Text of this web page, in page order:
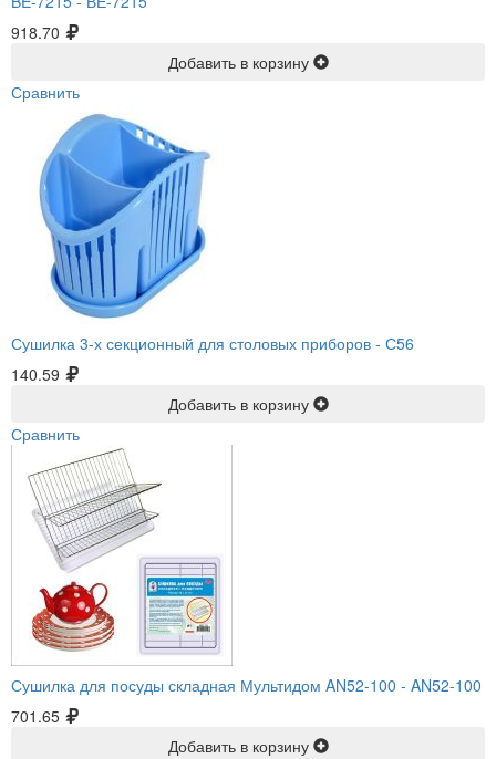
918.70
Добавить в корзину
Сравнить
Сушилка 3-х секционный для столовых приборов - С56
140.59
Добавить в корзину
Сравнить
Сушилка для посуды складная Мультидом AN52-100 - AN52-100
701.65
Добавить в корзину